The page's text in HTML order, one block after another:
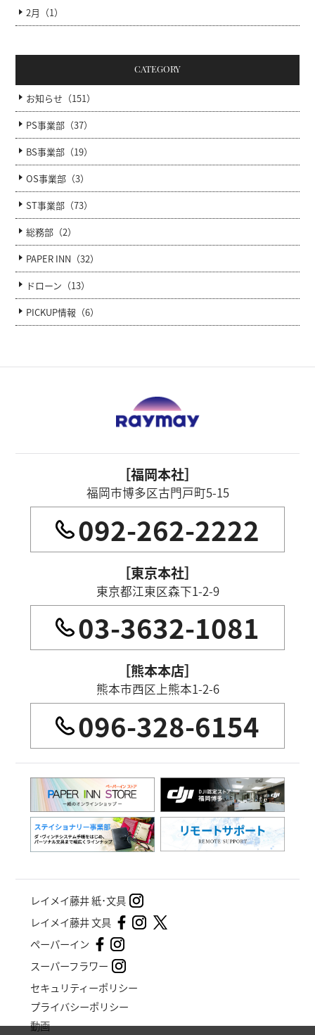
2月（1）
CATEGORY
お知らせ（151）
PS事業部（37）
BS事業部（19）
OS事業部（3）
ST事業部（73）
総務部（2）
PAPER INN（32）
ドローン（13）
PICKUP情報（6）
［福岡本社］
福岡市博多区古門戸町5-15
092-262-2222
［東京本社］
東京都江東区森下1-2-9
03-3632-1081
［熊本本店］
熊本市西区上熊本1-2-6
096-328-6154
レイメイ藤井 紙･文具
レイメイ藤井 文具
ペーパーイン
スーパーフラワー
セキュリティーポリシー
プライバシーポリシー
動画